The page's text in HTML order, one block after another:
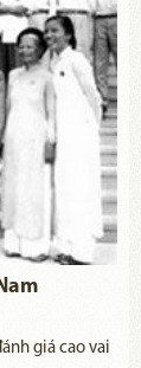
cao cả: Giải
người, trong
giá cao vai